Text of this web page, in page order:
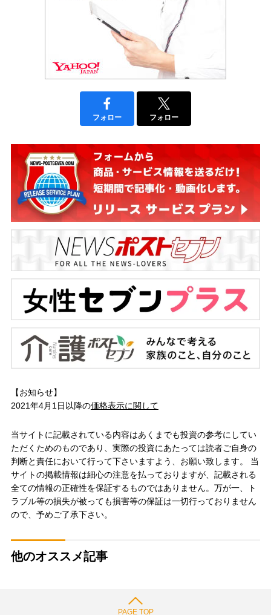
フォロー フォロー
【お知らせ】
2021年4月1日以降の価格表示に関して
当サイトに記載されている内容はあくまでも投資の参考にしてい
ただくためのものであり、実際の投資にあたっては読者ご自身の
判断と責任において行って下さいますよう、お願い致します。 当
サイトの掲載情報は細心の注意を払っておりますが、記載される
全ての情報の正確性を保証するものではありません。万が一、ト
ラブル等の損失が被っても損害等の保証は一切行っておりません
ので、予めご了承下さい。
他のオススメ記事
PAGE TOP